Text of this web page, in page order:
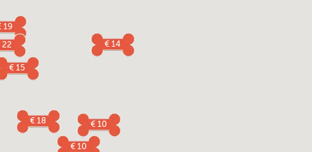
€ 15
€ 10
€ 10
€ 14
€ 18
19
22